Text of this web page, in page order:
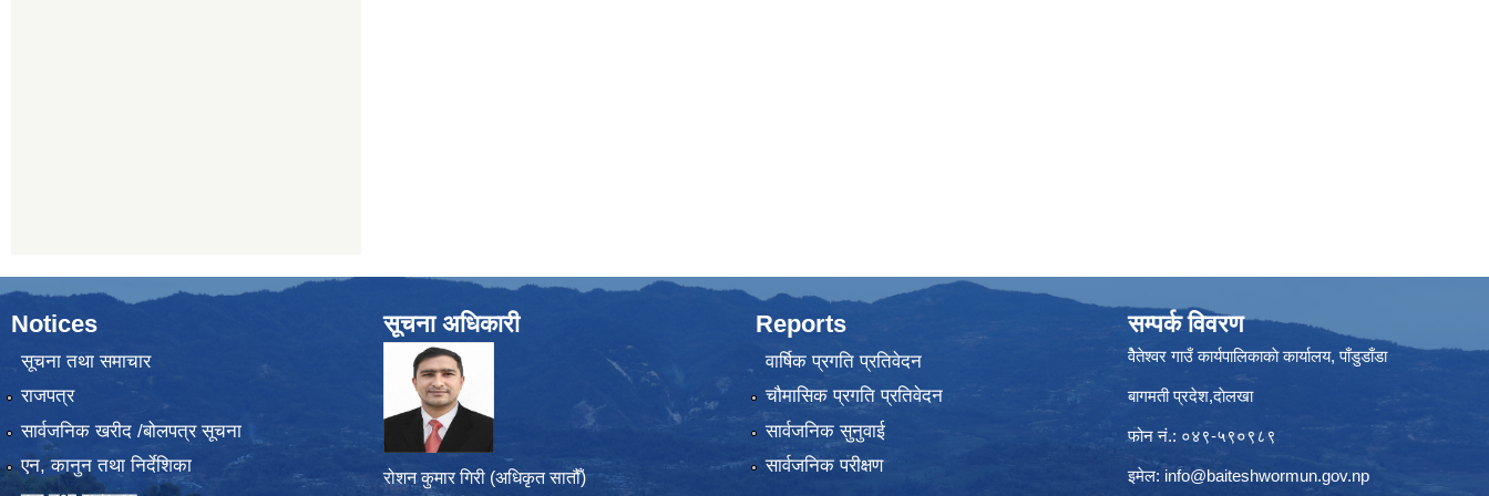
Notices
सूचना तथा समाचार
राजपत्र
सार्वजनिक खरीद /बोलपत्र सूचना
एन, कानुन तथा निर्देशिका
सूचना अधिकारी
रोशन कुमार गिरी (अधिकृत सातौँ)
Reports
वार्षिक प्रगति प्रतिवेदन
चौमासिक प्रगति प्रतिवेदन
सार्वजनिक सुनुवाई
सार्वजनिक परीक्षण
सम्पर्क विवरण
वैेतेश्वर गाउँ कार्यपालिकाकाे कार्यालय, पाँडुडाँडा
बागमती‌ प्रदेश,दाेलखा
फोन नं.: ०४९-५९०९८९
इमेल: info@baiteshwormun.gov.np